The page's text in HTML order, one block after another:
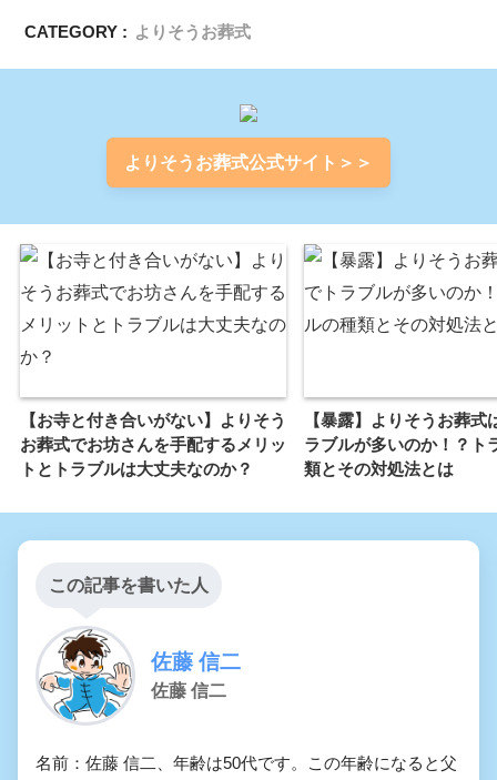
CATEGORY : よりそうお葬式
よりそうお葬式公式サイト＞＞
【お寺と付き合いがない】よりそう
お葬式でお坊さんを手配するメリッ
トとトラブルは大丈夫なのか？
【暴露】よりそうお葬式
ラブルが多いのか！？ト
類とその対処法とは
この記事を書いた人
佐藤 信二
佐藤 信二
名前：佐藤 信二、年齢は50代です。この年齢になると父